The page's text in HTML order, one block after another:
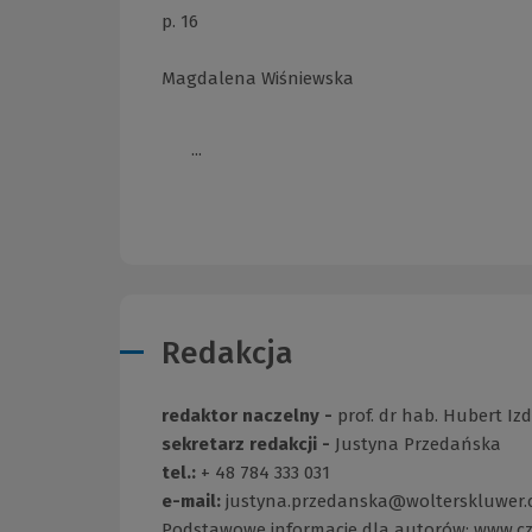
p. 16
Magdalena Wiśniewska
...
Redakcja
redaktor naczelny - prof. dr hab. Hubert
sekretarz redakcji - Justyna Przedańska
tel.: + 48 784 333 031
e-mail: